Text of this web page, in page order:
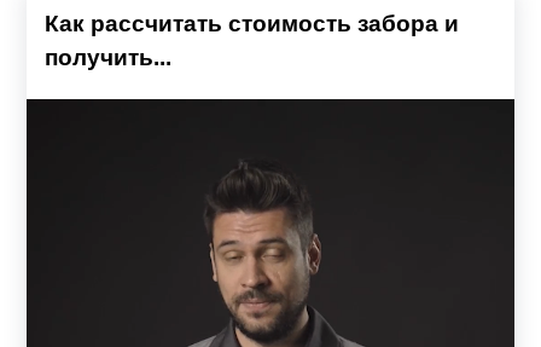
Как рассчитать стоимость забора и
получить...